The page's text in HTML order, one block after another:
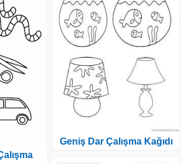
Geniş Dar Çalışma Kağıdı